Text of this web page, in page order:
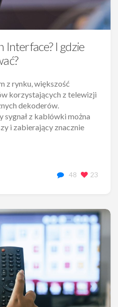
Interface? I gdzie
z rynku, większość
korzystających z telewizji
dekoderów.
sygnał z kablówki można
i zabierający znacznie
48 23